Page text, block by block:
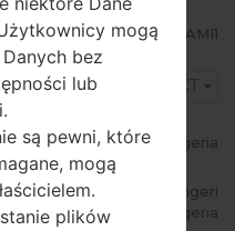
S6790XXAMI1
ECT
Nigeria
Glo Mobile, Zain Nigeri
a, Etisalat Nigeria
mogą
bez
lub
są pewni, które
mogą
plików